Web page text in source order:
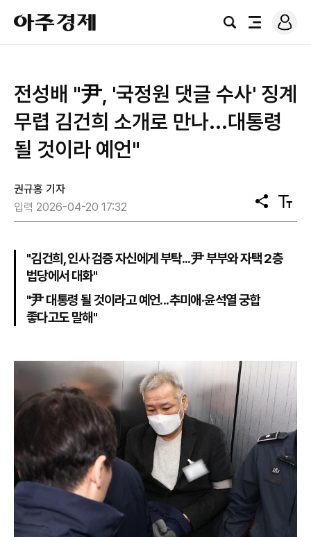
아
주
경
검
전
로
그
전성배 "尹, '국정원 댓글 수사' 징계
무렵 김건희 소개로 만나...대통령
될 것이라 예언"
권규홍 기자
입력 2026-04-20 17:32
공
유
텍
스
"김건희, 인사 검증 자신에게 부탁...尹 부부와 자택 2층
법당에서 대화"
"尹 대통령 될 것이라고 예언...추미애·윤석열 궁합
좋다고도 말해"